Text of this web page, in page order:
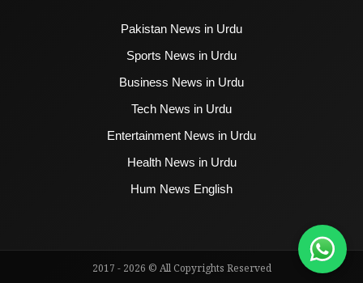
Pakistan News in Urdu
Sports News in Urdu
Business News in Urdu
Tech News in Urdu
Entertainment News in Urdu
Health News in Urdu
Hum News English
2017 - 2026 © All Copyrights Reserved